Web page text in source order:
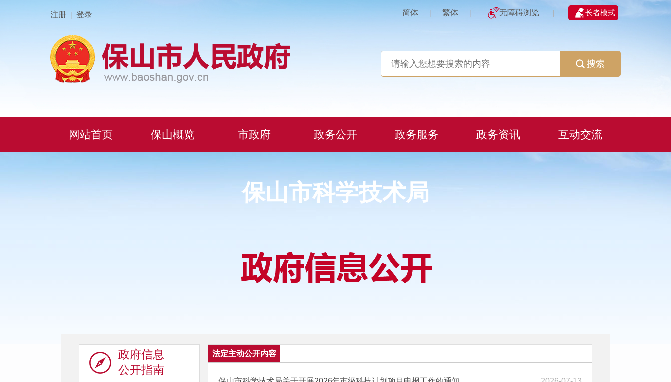
注册 | 登录 简体 | 繁体 | 无障碍浏览 | 长者模式
搜索
网站首页 保山概览 市政府 政务公开 政务服务 政务资讯 互动交流
保山市科学技术局
政府信息
公开指南
法定主动公开内容